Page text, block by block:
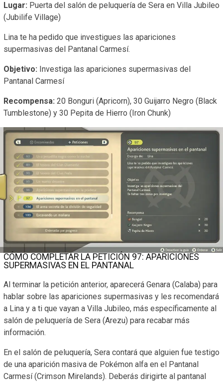
Lugar: Puerta del salón de peluquería de Sera en Villa Jubileo
(Jubilife Village)
Lina te ha pedido que investigues las apariciones
supermasivas del Pantanal Carmesí.
Objetivo: Investiga las apariciones supermasivas del
Pantanal Carmesí
Recompensa: 20 Bonguri (Apricorn), 30 Guijarro Negro (Black
Tumblestone) y 30 Pepita de Hierro (Iron Chunk)
CÓMO COMPLETAR LA PETICIÓN 97: APARICIONES
SUPERMASIVAS EN EL PANTANAL
Al terminar la petición anterior, aparecerá Genara (Calaba) para
hablar sobre las apariciones supermasivas y les recomendará
a Lina y a ti que vayan a Villa Jubileo, más específicamente al
salón de peluquería de Sera (Arezu) para recabar más
información.
En el salón de peluquería, Sera contará que alguien fue testigo
de una aparición masiva de Pokémon alfa en el Pantanal
Carmesí (Crimson Mirelands). Deberás dirigirte al pantanal